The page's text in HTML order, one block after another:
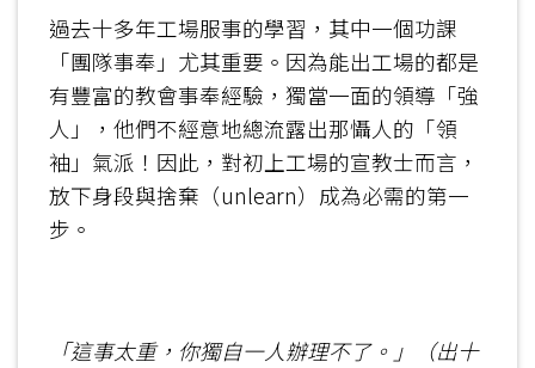
過去十多年工場服事的學習，其中一個功課
「團隊事奉」尤其重要。因為能出工場的都是
有豐富的教會事奉經驗，獨當一面的領導「強
人」，他們不經意地總流露出那懾人的「領
袖」氣派！因此，對初上工場的宣教士而言，
放下身段與捨棄（unlearn）成為必需的第一
步。
「這事太重， 你獨自一人辦理不了。 」 （出十